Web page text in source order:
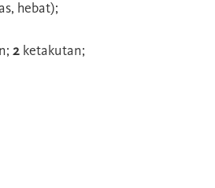
hebat);
2 ketakutan;